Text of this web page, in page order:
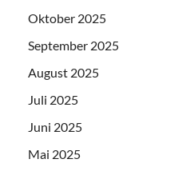
Oktober 2025
September 2025
August 2025
Juli 2025
Juni 2025
Mai 2025